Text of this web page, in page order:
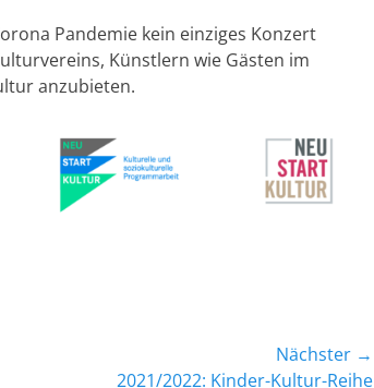
Pandemie kein einziges Konzert
Künstlern wie Gästen im
anzubieten.
Nächster →
2021/2022: Kinder-Kultur-Reihe